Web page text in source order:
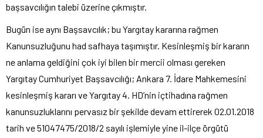
başsavcılığın talebi üzerine çıkmıştır.
Bugün ise aynı Başsavcılık; bu Yargıtay kararına rağmen
Kanunsuzluğunu had safhaya taşımıştır. Kesinleşmiş bir kararın
ne anlama geldiğini çok iyi bilen bir mercii olması gereken
Yargıtay Cumhuriyet Başsavcılığı; Ankara 7. İdare Mahkemesini
kesinleşmiş kararı ve Yargıtay 4. HD’nin içtihadına rağmen
kanunsuzluklarını pervasız bir şekilde devam ettirerek 02.01.2018
tarih ve 51047475/2018/2 sayılı işlemiyle yine il-ilçe örgütü